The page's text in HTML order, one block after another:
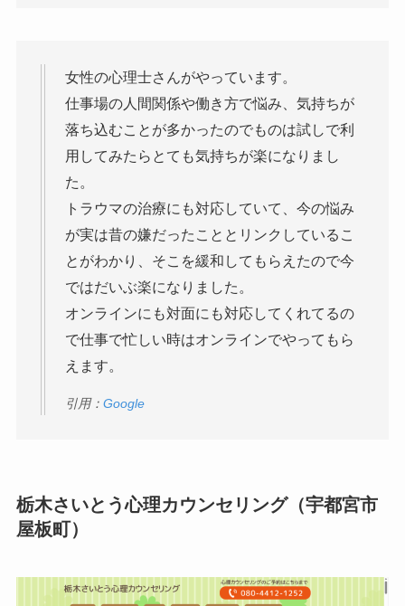
女性の心理士さんがやっています。
仕事場の人間関係や働き方で悩み、気持ちが
落ち込むことが多かったのでものは試しで利
用してみたらとても気持ちが楽になりまし
た。
トラウマの治療にも対応していて、今の悩み
が実は昔の嫌だったこととリンクしているこ
とがわかり、そこを緩和してもらえたので今
ではだいぶ楽になりました。
オンラインにも対面にも対応してくれてるの
で仕事で忙しい時はオンラインでやってもら
えます。
引用： Google
栃木さいとう心理カウンセリング（宇都宮市
屋板町）